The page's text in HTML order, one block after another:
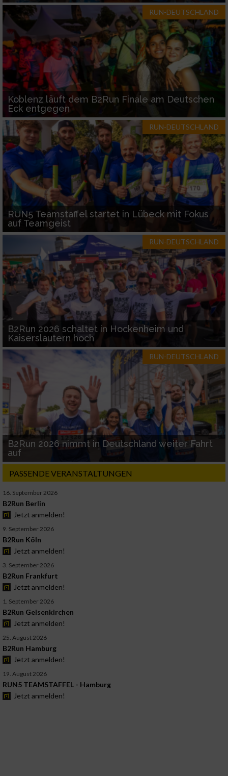
RUN-DEUTSCHLAND
Koblenz läuft dem B2Run Finale am Deutschen
Eck entgegen
RUN-DEUTSCHLAND
RUN5 Teamstaffel startet in Lübeck mit Fokus
auf Teamgeist
RUN-DEUTSCHLAND
B2Run 2026 schaltet in Hockenheim und
Kaiserslautern hoch
RUN-DEUTSCHLAND
B2Run 2026 nimmt in Deutschland weiter Fahrt
auf
PASSENDE VERANSTALTUNGEN
16. September 2026
B2Run Berlin
Jetzt anmelden!
9. September 2026
B2Run Köln
Jetzt anmelden!
3. September 2026
B2Run Frankfurt
Jetzt anmelden!
1. September 2026
B2Run Gelsenkirchen
Jetzt anmelden!
25. August 2026
B2Run Hamburg
Jetzt anmelden!
19. August 2026
RUN5 TEAMSTAFFEL - Hamburg
Jetzt anmelden!